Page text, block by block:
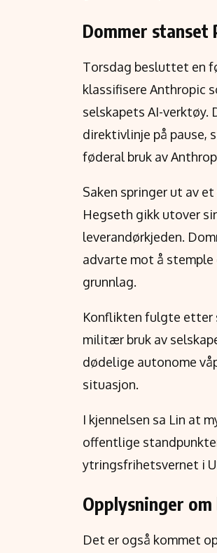
Dommer
Torsdag besluttet en
klassifisere Anthropic
selskapets AI-verktøy.
direktivlinje på pause,
føderal bruk av
Saken springer ut av
Hegseth gikk utover
leverandørkjeden.
advarte mot å
grunnlag.
Konflikten fulgte etter
militær bruk av
dødelige autonome
situasjon.
I kjennelsen sa Lin at
offentlige
ytringsfrihetsvernet i
Opplysninger
Det er også kommet